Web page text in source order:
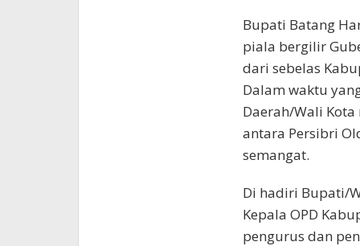
Bupati Batang
piala bergilir
dari sebelas
Dalam waktu
Daerah/Wali
antara Persibri
semangat.
Di hadiri Bupati/
Kepala OPD
pengurus dan